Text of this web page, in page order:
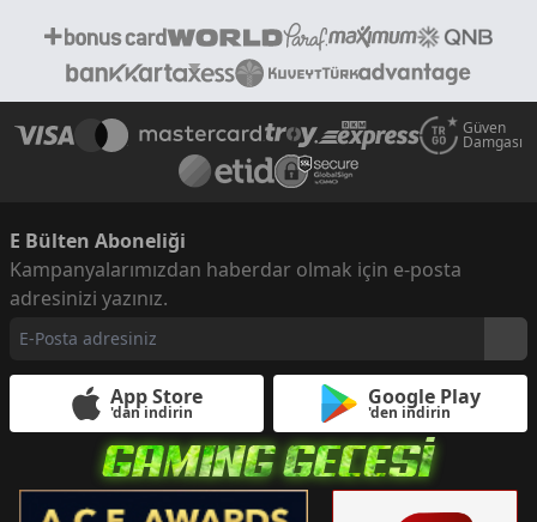
Güven
Damgası
E Bülten Aboneliği
Kampanyalarımızdan haberdar olmak için e-posta
adresinizi yazınız.
App Store
'dan indirin
Google Play
'den indirin